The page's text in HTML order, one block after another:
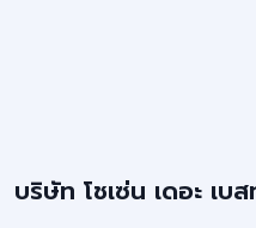
บริษัท โชเซ่น เดอะ เบ